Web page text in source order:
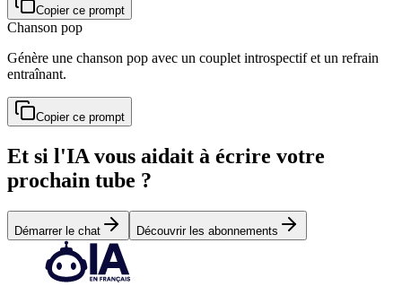
Copier ce prompt
Chanson pop
Génère une chanson pop avec un couplet introspectif et un refrain
entraînant.
Copier ce prompt
Et si l'IA vous aidait à écrire votre
prochain tube ?
Démarrer le chat Découvrir les abonnements